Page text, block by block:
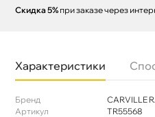
Скидка 5% при заказе через
Характеристики
Бренд
CARVILLE
Артикул
TR55568